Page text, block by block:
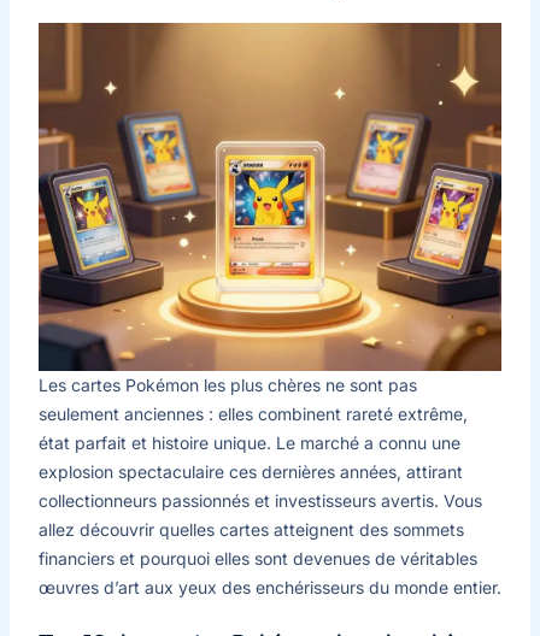
Les cartes Pokémon les plus chères ne sont pas
seulement anciennes : elles combinent rareté extrême,
état parfait et histoire unique. Le marché a connu une
explosion spectaculaire ces dernières années, attirant
collectionneurs passionnés et investisseurs avertis. Vous
allez découvrir quelles cartes atteignent des sommets
financiers et pourquoi elles sont devenues de véritables
œuvres d’art aux yeux des enchérisseurs du monde entier.